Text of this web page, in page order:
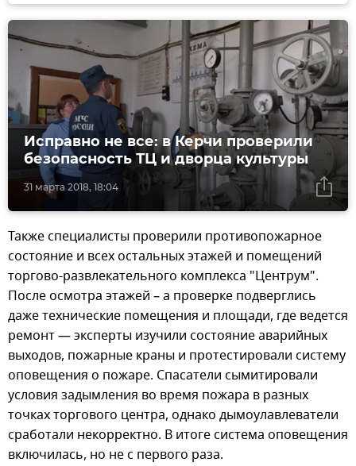
31 марта 2018, 18:04
Исправно не все: в Керчи проверили
безопасность ТЦ и дворца культуры
Также специалисты проверили противопожарное
состояние и всех остальных этажей и помещений
торгово-развлекательного комплекса "Центрум".
После осмотра этажей – а проверке подверглись
даже технические помещения и площади, где ведется
ремонт — эксперты изучили состояние аварийных
выходов, пожарные краны и протестировали систему
оповещения о пожаре. Спасатели сымитировали
условия задымления во время пожара в разных
точках торгового центра, однако дымоулавлеватели
сработали некорректно. В итоге система оповещения
включилась, но не с первого раза.